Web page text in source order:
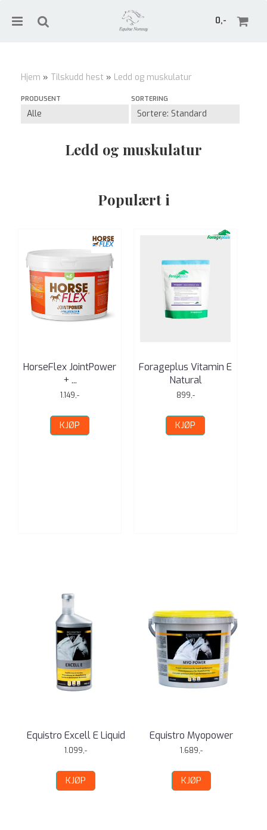
0,-
Hjem » Tilskudd hest » Ledd og muskulatur
PRODUSENT SORTERING
Ledd og muskulatur
Populært i
HorseFlex JointPower
+ ...
1.149,-
KJØP
Forageplus Vitamin E
Natural
899,-
KJØP
Equistro Excell E Liquid
1.099,-
KJØP
Equistro Myopower
1.689,-
KJØP